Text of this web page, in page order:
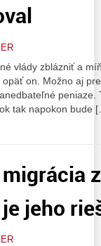
vlády zblázniť a
on. Možno aj
tak napokon bude
jeho